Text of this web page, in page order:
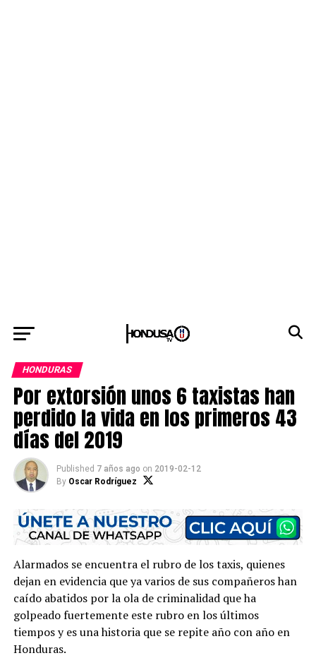
HONDURAS
Por extorsión unos 6 taxistas han
perdido la vida en los primeros 43
días del 2019
Published 7 años ago on 2019-02-12
By Oscar Rodríguez
Alarmados se encuentra el rubro de los taxis, quienes
dejan en evidencia que ya varios de sus compañeros han
caído abatidos por la ola de criminalidad que ha
golpeado fuertemente este rubro en los últimos
tiempos y es una historia que se repite año con año en
Honduras.